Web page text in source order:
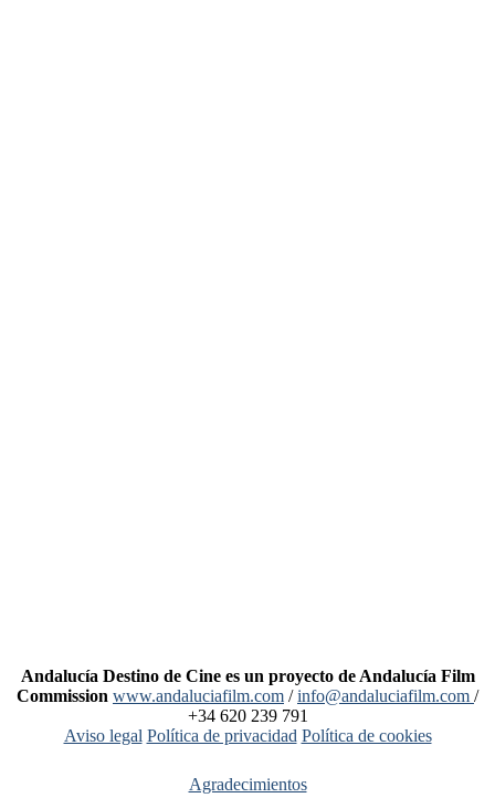
Andalucía Destino de Cine es un proyecto de Andalucía Film
Commission www.andaluciafilm.com /info@andaluciafilm.com /
+34 620 239 791
Aviso legal Política de privacidad Política de cookies
Agradecimientos